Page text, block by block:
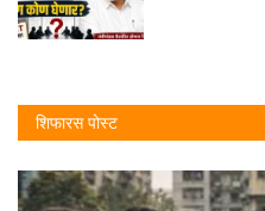
शिफारस पोस्ट